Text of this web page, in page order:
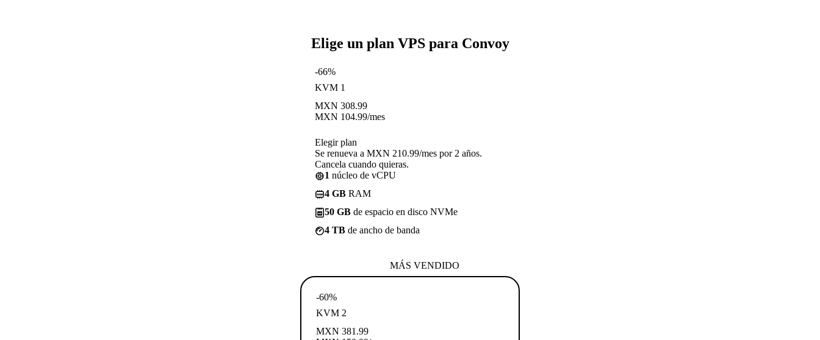
Elige un plan VPS para Convoy
-66%
KVM 1
MXN 308.99
MXN 104.99/mes
Elegir plan
Se renueva a MXN 210.99/mes por 2 años.
Cancela cuando quieras.
1 núcleo de vCPU
4 GB RAM
50 GB de espacio en disco NVMe
4 TB de ancho de banda
MÁS VENDIDO
-60%
KVM 2
MXN 381.99